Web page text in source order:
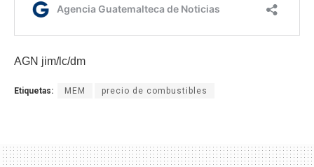
AGN jim/lc/dm
Etiquetas: MEM precio de combustibles